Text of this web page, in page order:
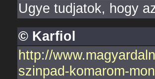
Ugye tudjatok, hogy
© Karfiol
http://
szinpad-komarom-